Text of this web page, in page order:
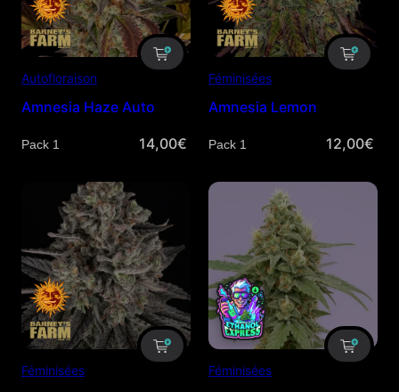
Autofloraison
Amnesia Haze Auto
Quantité 14,00€
Féminisées
Amnesia Lemon
Quantité 12,00€
Féminisées Féminisées